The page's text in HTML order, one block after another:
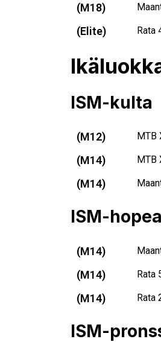
(M18)
(Elite) Rata
ISM-kulta
(M12) MTB
(M14) MTB
(M14)
ISM-hopea
(M14)
(M14) Rata
(M14) Rata
ISM-